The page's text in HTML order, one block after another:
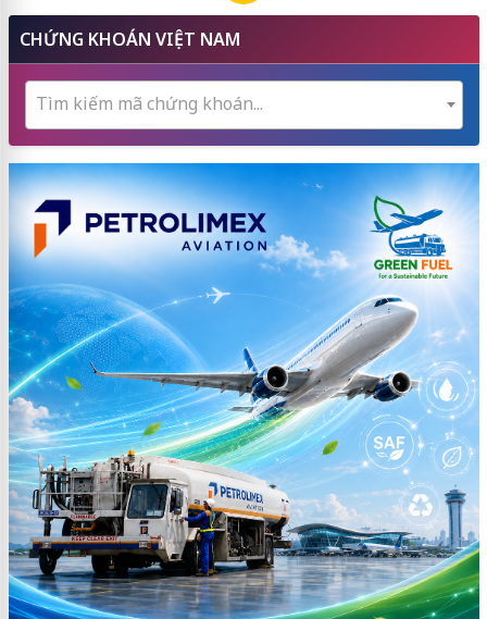
CHỨNG KHOÁN VIỆT NAM
Tìm kiếm mã chứng khoán...